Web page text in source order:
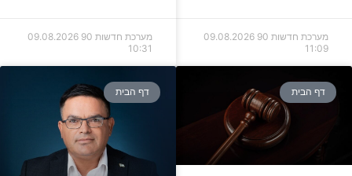
מערכת חדשות 90
09.08.2026
11:09
מערכת חדשות 90
09.08.2026
10:31
דף הבית דף הבית